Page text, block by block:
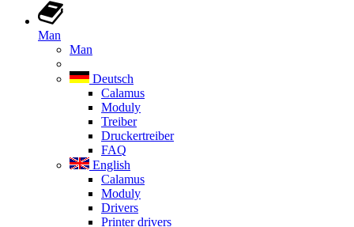
Man
Man
Deutsch
Calamus
Moduly
Treiber
Druckertreiber
FAQ
English
Calamus
Moduly
Drivers
Printer drivers